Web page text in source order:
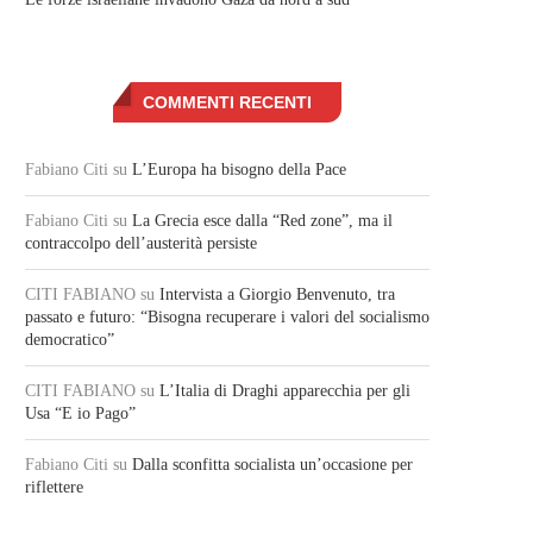
COMMENTI RECENTI
Fabiano Citi su L’Europa ha bisogno della Pace
Fabiano Citi su La Grecia esce dalla “Red zone”, ma il
contraccolpo dell’austerità persiste
CITI FABIANO su Intervista a Giorgio Benvenuto, tra
passato e futuro: “Bisogna recuperare i valori del socialismo
democratico”
CITI FABIANO su L’Italia di Draghi apparecchia per gli
Usa “E io Pago”
Fabiano Citi su Dalla sconfitta socialista un’occasione per
riflettere